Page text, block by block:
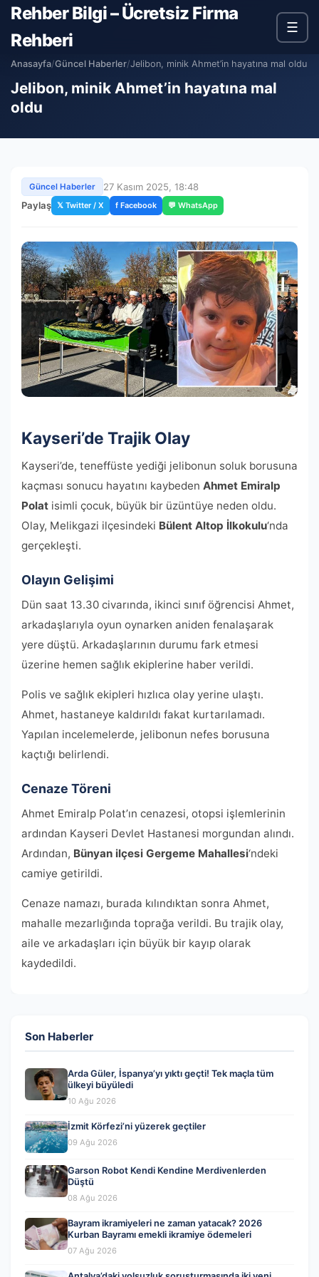
Rehber Bilgi – Ücretsiz Firma
Rehberi
☰
Anasayfa/Güncel Haberler/Jelibon, minik Ahmet’in hayatına mal oldu
Jelibon, minik Ahmet’in hayatına mal
oldu
Güncel Haberler
27 Kasım 2025, 18:48
Paylaş 𝕏 Twitter / X f Facebook 💬 WhatsApp
Kayseri’de Trajik Olay
Kayseri’de, teneffüste yediği jelibonun soluk borusuna
kaçması sonucu hayatını kaybeden Ahmet Emiralp
Polat isimli çocuk, büyük bir üzüntüye neden oldu.
Olay, Melikgazi ilçesindeki Bülent Altop İlkokulu‘nda
gerçekleşti.
Olayın Gelişimi
Dün saat 13.30 civarında, ikinci sınıf öğrencisi Ahmet,
arkadaşlarıyla oyun oynarken aniden fenalaşarak
yere düştü. Arkadaşlarının durumu fark etmesi
üzerine hemen sağlık ekiplerine haber verildi.
Polis ve sağlık ekipleri hızlıca olay yerine ulaştı.
Ahmet, hastaneye kaldırıldı fakat kurtarılamadı.
Yapılan incelemelerde, jelibonun nefes borusuna
kaçtığı belirlendi.
Cenaze Töreni
Ahmet Emiralp Polat’ın cenazesi, otopsi işlemlerinin
ardından Kayseri Devlet Hastanesi morgundan alındı.
Ardından, Bünyan ilçesi Gergeme Mahallesi‘ndeki
camiye getirildi.
Cenaze namazı, burada kılındıktan sonra Ahmet,
mahalle mezarlığında toprağa verildi. Bu trajik olay,
aile ve arkadaşları için büyük bir kayıp olarak
kaydedildi.
Son Haberler
Arda Güler, İspanya’yı yıktı geçti! Tek maçla tüm
ülkeyi büyüledi
10 Ağu 2026
İzmit Körfezi’ni yüzerek geçtiler
09 Ağu 2026
Garson Robot Kendi Kendine Merdivenlerden
Düştü
08 Ağu 2026
Bayram ikramiyeleri ne zaman yatacak? 2026
Kurban Bayramı emekli ikramiye ödemeleri
07 Ağu 2026